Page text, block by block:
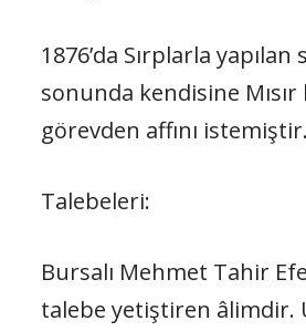
1876’da Sırplarla
sonunda kendisine
görevden affını istemiştir.
Talebeleri:
Bursalı Mehmet Tahir
talebe yetiştiren âlimdir.